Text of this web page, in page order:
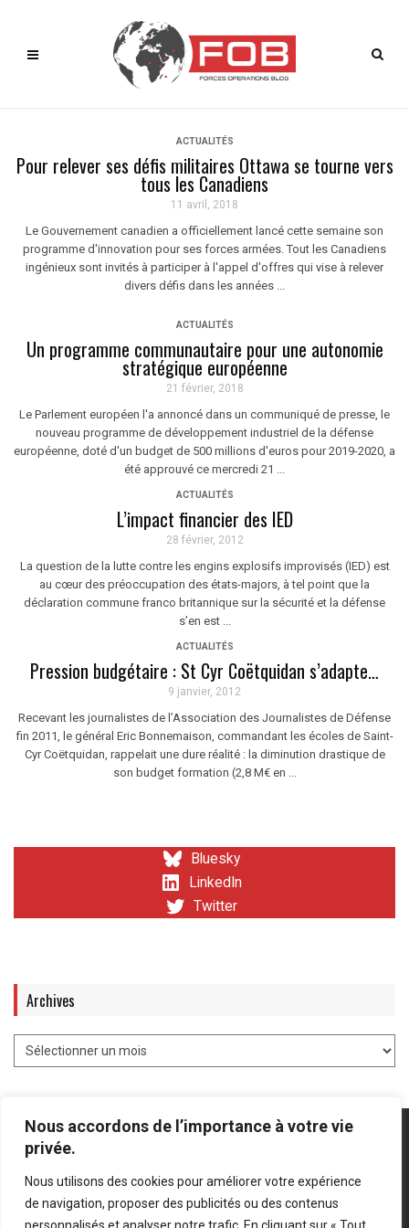
Nous accordons de l’importance à votre vie
privée.
Nous utilisons des cookies pour améliorer votre expérience
de navigation, proposer des publicités ou des contenus
ACTUALITÉS
Pour relever ses défis militaires Ottawa se tourne vers
tous les Canadiens
11 avril, 2018
Le Gouvernement canadien a officiellement lancé cette semaine son
programme d'innovation pour ses forces armées. Tout les Canadiens
ingénieux sont invités à participer à l'appel d'offres qui vise à relever
divers défis dans les années ...
ACTUALITÉS
Un programme communautaire pour une autonomie
stratégique européenne
21 février, 2018
Le Parlement européen l'a annoncé dans un communiqué de presse, le
nouveau programme de développement industriel de la défense
européenne, doté d'un budget de 500 millions d'euros pour 2019-2020, a
été approuvé ce mercredi 21 ...
ACTUALITÉS
L’impact financier des IED
28 février, 2012
La question de la lutte contre les engins explosifs improvisés (IED) est
au cœur des préoccupation des états-majors, à tel point que la
déclaration commune franco britannique sur la sécurité et la défense
s’en est ...
ACTUALITÉS
Pression budgétaire : St Cyr Coëtquidan s’adapte…
9 janvier, 2012
Recevant les journalistes de l’Association des Journalistes de Défense
fin 2011, le général Eric Bonnemaison, commandant les écoles de Saint-
Cyr Coëtquidan, rappelait une dure réalité : la diminution drastique de
son budget formation (2,8 M€ en ...
Bluesky
LinkedIn
Twitter
Archives
Mentions légales Politique de confidentialité